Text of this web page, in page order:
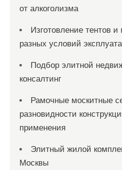
от алкоголизма
Изготовление тентов и
разных условий
Подбор элитной
консалтинг
Рамочные москитные
разновидности
применения
Элитный жилой
Москвы